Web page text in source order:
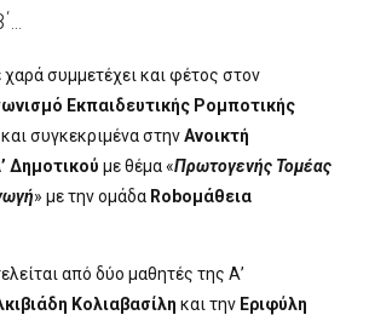
χαρά συμμετέχει και φέτος στον
Εκπαιδευτικής Ρομποτικής
και συγκεκριμένα στηνΑνοικτή
Δημοτικού με θέμα «Πρωτογενής Τομέας
» με την ομάδα Roboμάθεια
από δύο μαθητές της Α’
Κολιαβασίλη και την Εριφύλη